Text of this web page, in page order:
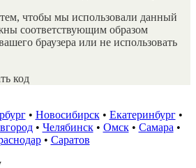
чтобы мы использовали данный
соответствующим образом
браузера или не использовать
код
• Новосибирск• Екатеринбург•
• Челябинск• Омск• Самара •
• Саратов